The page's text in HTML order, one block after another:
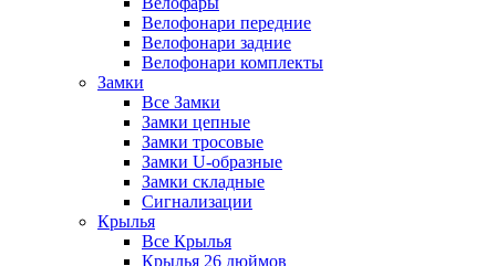
Велофонари передние
Велофонари задние
Велофонари комплекты
Замки
Все Замки
Замки цепные
Замки тросовые
Замки U-образные
Замки складные
Сигнализации
Крылья
Все Крылья
Крылья 26 дюймов